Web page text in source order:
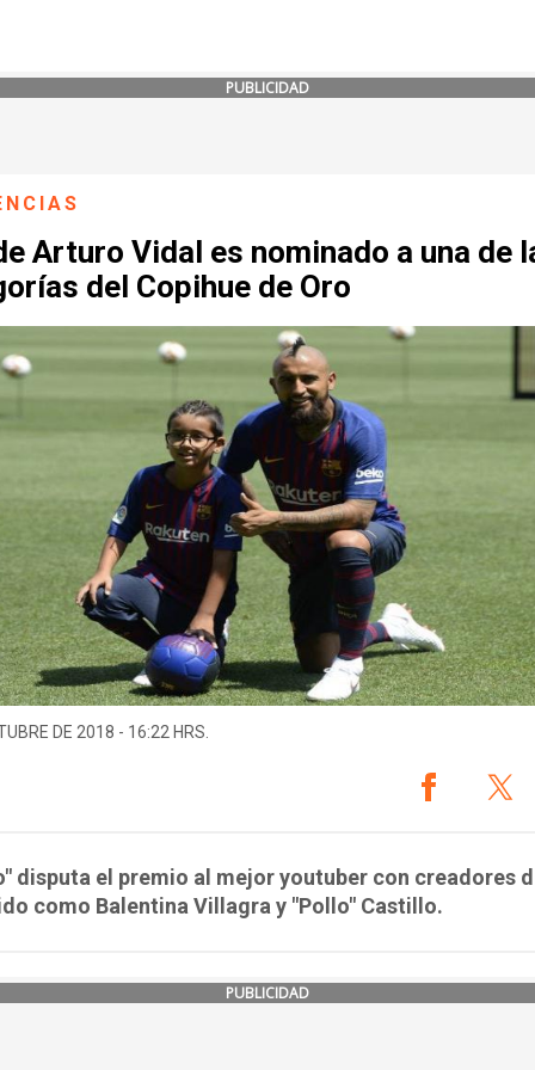
PUBLICIDAD
Arturo Vidal es nominado a una de
del Copihue de Oro
DE 2018 - 16:22 HRS.
disputa el premio al mejor youtuber con creadores
como Balentina Villagra y "Pollo" Castillo.
PUBLICIDAD